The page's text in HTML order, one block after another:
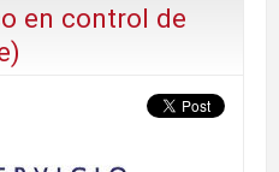
en control de